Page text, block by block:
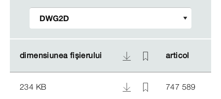
dimensiunea fișierului articol
dimensiunea fișierului articol
234 KB 747 589